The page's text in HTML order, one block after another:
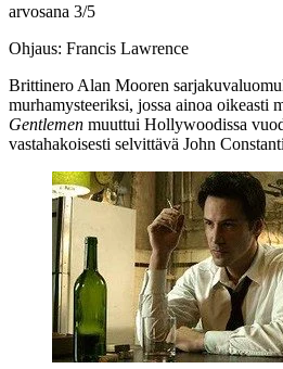
arvosana 3/5
Ohjaus: Francis Lawrence
Brittinero Alan Mooren
murhamysteeriksi, jossa ainoa oikeasti
Gentlemen muuttui Hollywoodissa
vastahakoisesti selvittävä John